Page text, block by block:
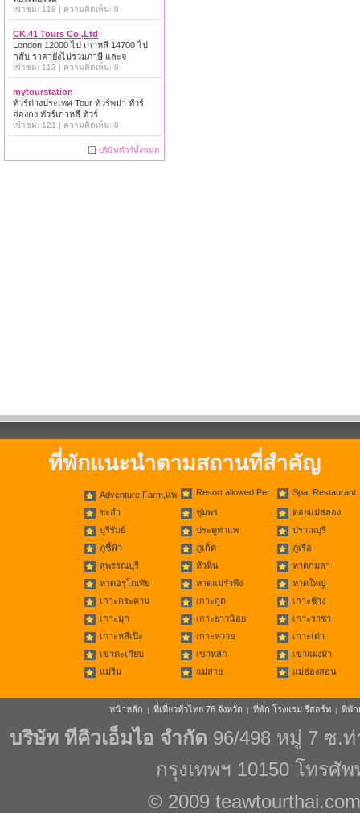
เข้าชม: 118 | ความคิดเห็น: 0
CK.41 Tours Co.,Ltd
London 12000 ไป เกาหลี 14700 ไป
กลับ ราคายังไม่รวมภาษี และจ
เข้าชม: 113 | ความคิดเห็น: 0
mytourstation
ทัวร์ต่างประเทศ Tour ทัวร์พม่า ทัวร์
ฮ่องกง ทัวร์เกาหลี ทัวร์
เข้าชม: 121 | ความคิดเห็น: 0
บริษัททัวร์ทั้งหมด
ที่พักแนะนำตามสถานที่สำคัญ
Adventure,Farm,แพ Resort allowed Pet Spa, Restaurant
ชะอำ ชุมพร
ดอยแม่สลอง
บุรีรัมย์
ประตูท่าแพ
ปราณบุรี
ภูชี้ฟ้า
ภูเก็ต
ภูเรือ
สุพรรณบุรี
หัวหิน
หาดกมลา
หาดอรุโณทัย
หาดแม่รำพึง
หาดใหญ่
เกาะกระดาน
เกาะกูด
เกาะช้าง
เกาะมุก
เกาะยาวน้อย
เกาะราชา
เกาะหลีเป๊ะ
เกาะหวาย
เกาะเต่า
เขาตะเกียบ
เขาหลัก
เขาแผงม้า
แม่ริม
แม่สาย แม่ฮ่องสอน
หน้าหลัก | ที่เที่ยวทั่วไทย 76 จังหวัด | ที่พัก โรงแรม รีสอร์ท | ที่พัก
บริษัท ทีคิวเอ็มไอ จำกัด 96/498 หมู่ 7 ซ.
กรุงเทพฯ 10150 โทรศั
© 2009 teawtourthai.com